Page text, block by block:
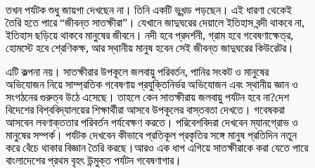
তখন পর্যটক শুধু জায়গা দেখছেন না। তিনি একটি ভূখন্ড পড়ছেন। এই ধারণা থেকেই
তৈরি হতে পারে “জীবন্ত সাতক্ষীরা”। যেখানে জাদুঘরের দেয়ালে ইতিহাস বন্দী থাকবে না,
ইতিহাস ছড়িয়ে থাকবে মানুষের জীবনে। নদী হবে প্রদর্শনী, গ্রাম হবে গবেষণাক্ষেত্র,
হোমস্টে হবে শ্রেণিকক্ষ, আর স্থানীয় মানুষ হবেন সেই জীবন্ত জাদুঘরের কিউরেটর।
এটি কল্পনা নয়। সাতক্ষীরার উপকূলে জলবায়ু পরিবর্তন, পানির সংকট ও মানুষের
অভিযোজন নিয়ে সাম্প্রতিক গবেষণায় প্রযুক্তিনির্ভর অভিযোজন এবং স্থানীয় জ্ঞান ও
সংগঠনের গুরুত্ব উঠে এসেছে। তাহলে কেন সাতক্ষীরায় জলবায়ু পর্যটন হবে না?দেশ
বিদেশের বিশ্ববিদ্যালয়ের শিক্ষার্থীরা আসবে উপকূলের বাস্তবতা দেখতে। গবেষকরা
আসবেন লবণাক্ততার পরিবর্তন পর্যবেক্ষণ করতে। পরিবেশবিদরা দেখবেন ম্যানগ্রোভ ও
মানুষের সম্পর্ক। পর্যটক দেখবেন কীভাবে প্রতিকূল প্রকৃতির সঙ্গে মানুষ প্রতিদিন নতুন
করে বেঁচে থাকার বিজ্ঞান তৈরি করছে।আরও এক ধাপ এগিয়ে সাতক্ষীরাকে করা যেতে পারে
বাংলাদেশের প্রথম বৃহৎ উন্মুক্ত পর্যটন গবেষণাগার।